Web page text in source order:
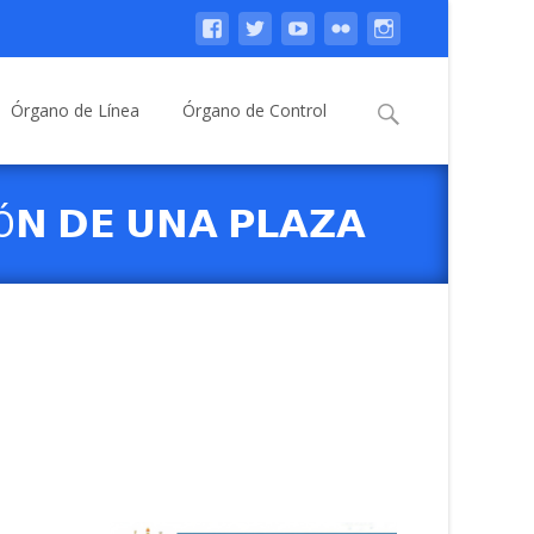
Órgano de Línea Órgano de Control Buscar:
𝗗𝗘 𝗨𝗡𝗔 𝗣𝗟𝗔𝗭𝗔